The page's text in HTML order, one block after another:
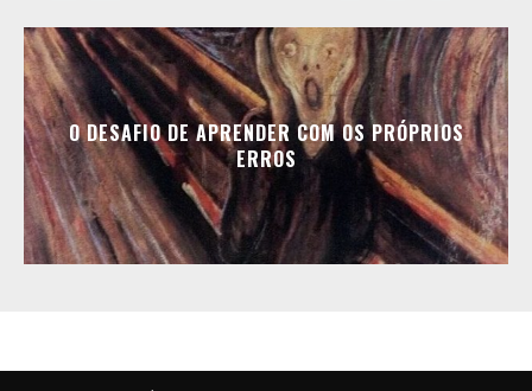
O DESAFIO DE APRENDER COM OS PRÓPRIOS
ERROS